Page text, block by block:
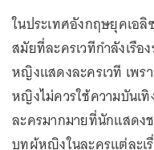
ในประเทศอังกฤษยุคเอลิ
สมัยที่ละครเวทีกำลังเรือ
หญิงแสดงละครเวที เพ
หญิงไม่ควรใช้ความบันเทิ
ละครมากมายที่นักแสดง
บทผู้หญิงในละครแต่ละเ